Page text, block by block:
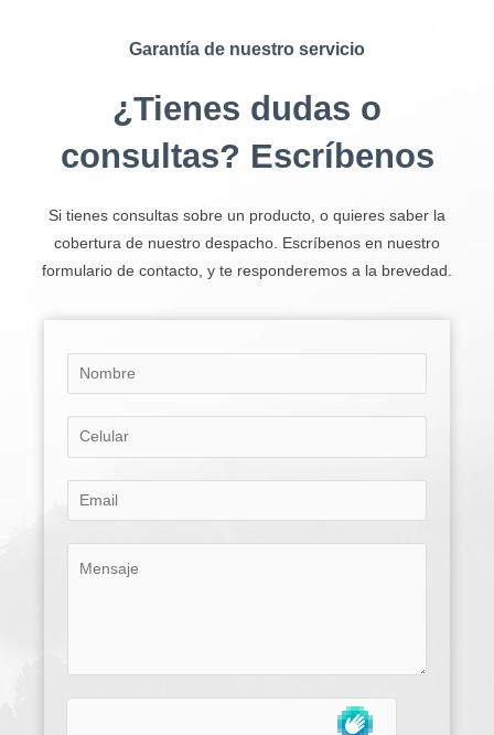
Garantía de nuestro servicio
¿Tienes dudas o
consultas? Escríbenos
Si tienes consultas sobre un producto, o quieres saber la
cobertura de nuestro despacho. Escríbenos en nuestro
formulario de contacto, y te responderemos a la brevedad.